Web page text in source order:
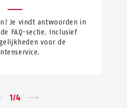
Je vindt antwoorden in
FAQ-sectie. Inclusief
voor de
1/4